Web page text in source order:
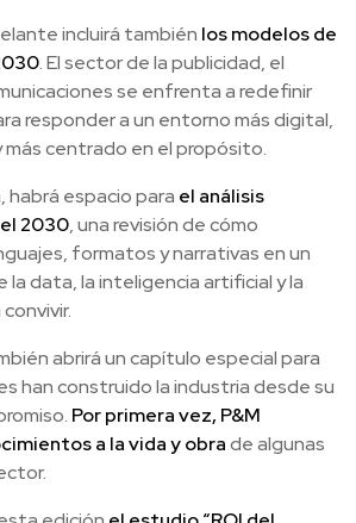
incluirá también los modelos de
. El sector de la publicidad, el
se enfrenta a redefinir
responder a un entorno más digital,
centrado en el propósito.
habrá espacio para el análisis
2030, una revisión de cómo
formatos y narrativas en un
data, la inteligencia artificial y la
abrirá un capítulo especial para
han construido la industria desde su
Por primera vez, P&M
a la vida y obrade algunas